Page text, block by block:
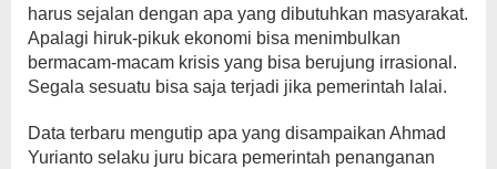
harus sejalan dengan apa yang dibutuhkan masyarakat.
Apalagi hiruk-pikuk ekonomi bisa menimbulkan
bermacam-macam krisis yang bisa berujung irrasional.
Segala sesuatu bisa saja terjadi jika pemerintah lalai.
Data terbaru mengutip apa yang disampaikan Ahmad
Yurianto selaku juru bicara pemerintah penanganan